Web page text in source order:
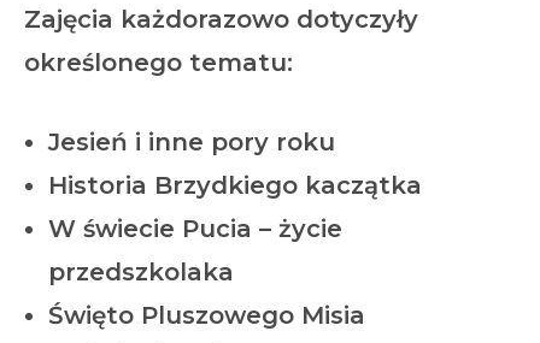
Zajęcia każdorazowo dotyczyły
określonego tematu:
Jesień i inne pory roku
Historia Brzydkiego kaczątka
W świecie Pucia – życie
przedszkolaka
Święto Pluszowego Misia